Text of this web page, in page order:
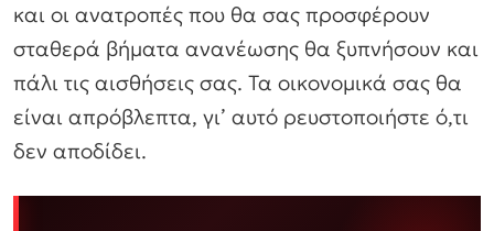
και οι ανατροπές που θα σας προσφέρουν
σταθερά βήματα ανανέωσης θα ξυπνήσουν και
πάλι τις αισθήσεις σας. Τα οικονομικά σας θα
είναι απρόβλεπτα, γι’ αυτό ρευστοποιήστε ό,τι
δεν αποδίδει.